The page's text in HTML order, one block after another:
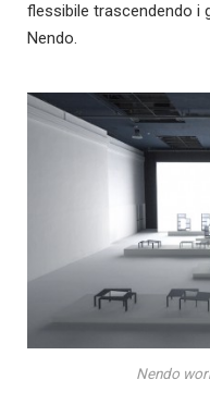
flessibile trascendendo i
Nendo.
Nendo